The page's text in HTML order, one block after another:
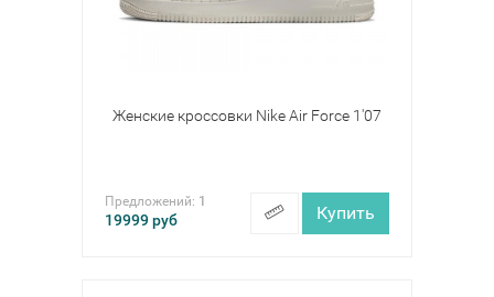
Женские кроссовки Nike Air Force 1'07
Предложений: 1
19999руб Купить